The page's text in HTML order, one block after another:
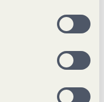
PDF erzeugen